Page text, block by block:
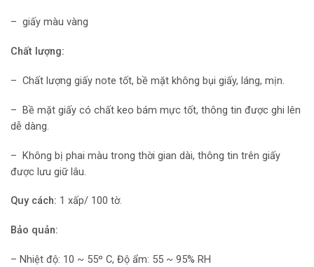
– giấy màu vàng
Chất lượng:
– Chất lượng giấy note tốt, bề mặt không bụi giấy, láng, mịn.
– Bề mặt giấy có chất keo bám mực tốt, thông tin được ghi lên
dễ dàng.
– Không bị phai màu trong thời gian dài, thông tin trên giấy
được lưu giữ lâu.
Quy cách: 1 xấp/ 100 tờ.
Bảo quản:
– Nhiệt độ: 10 ~ 55º C, Độ ẩm: 55 ~ 95% RH